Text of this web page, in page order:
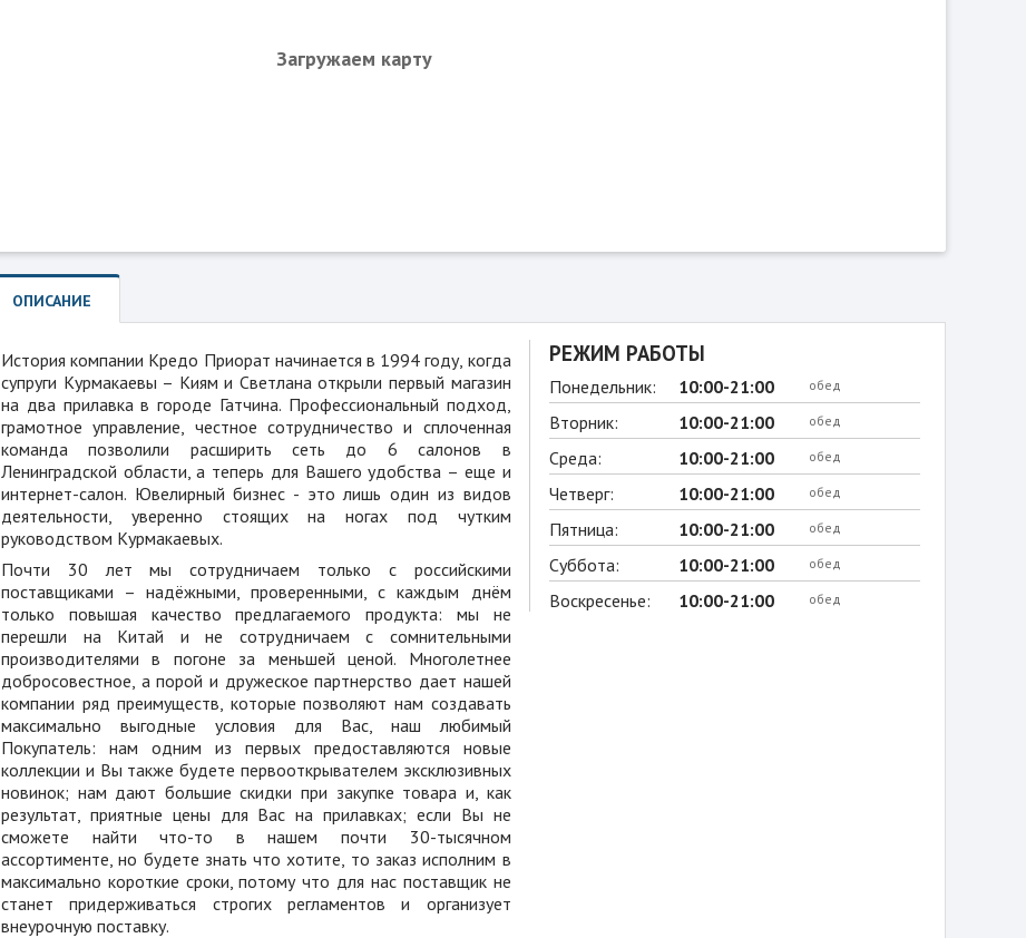
Загружаем карту
ОПИСАНИЕ
История компании Кредо Приорат начинается в 1994 году, когда
супруги Курмакаевы – Киям и Светлана открыли первый магазин
на два прилавка в городе Гатчина. Профессиональный подход,
грамотное управление, честное сотрудничество и сплоченная
команда позволили расширить сеть до 6 салонов в
Ленинградской области, а теперь для Вашего удобства – еще и
интернет-салон. Ювелирный бизнес - это лишь один из видов
деятельности, уверенно стоящих на ногах под чутким
руководством Курмакаевых.
Почти 30 лет мы сотрудничаем только с российскими
поставщиками – надёжными, проверенными, с каждым днём
только повышая качество предлагаемого продукта: мы не
перешли на Китай и не сотрудничаем с сомнительными
производителями в погоне за меньшей ценой. Многолетнее
добросовестное, а порой и дружеское партнерство дает нашей
компании ряд преимуществ, которые позволяют нам создавать
максимально выгодные условия для Вас, наш любимый
Покупатель: нам одним из первых предоставляются новые
коллекции и Вы также будете первооткрывателем эксклюзивных
новинок; нам дают большие скидки при закупке товара и, как
результат, приятные цены для Вас на прилавках; если Вы не
сможете найти что-то в нашем почти 30-тысячном
ассортименте, но будете знать что хотите, то заказ исполним в
максимально короткие сроки, потому что для нас поставщик не
станет придерживаться строгих регламентов и организует
внеурочную поставку.
РЕЖИМ РАБОТЫ
Понедельник: 10:00-21:00 обед
Вторник: 10:00-21:00 обед
Среда: 10:00-21:00 обед
Четверг: 10:00-21:00 обед
Пятница: 10:00-21:00 обед
Суббота: 10:00-21:00 обед
Воскресенье: 10:00-21:00 обед